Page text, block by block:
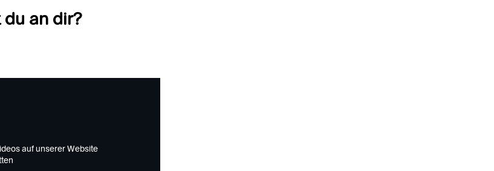
an dir?
auf unserer Website